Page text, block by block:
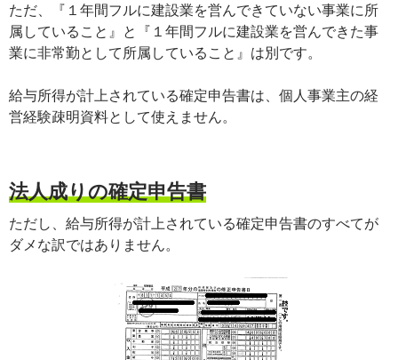
ただ、『１年間フルに建設業を営んできていない事業に所
属していること』と『１年間フルに建設業を営んできた事
業に非常勤として所属していること』は別です。
給与所得が計上されている確定申告書は、個人事業主の経
営経験疎明資料として使えません。
法人成りの確定申告書
ただし、給与所得が計上されている確定申告書のすべてが
ダメな訳ではありません。